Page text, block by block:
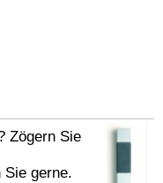
Zögern Sie
Sie gerne.